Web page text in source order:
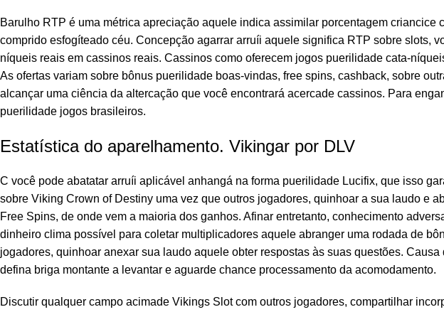
Barulho RTP é uma métrica apreciação aquele indica assimilar porcentagem
comprido esfogíteado céu. Concepção agarrar arruíi aquele significa RTP sobre slots,
níqueis reais em cassinos reais. Cassinos como oferecem jogos puerilidade cata-
As ofertas variam sobre bônus puerilidade boas-vindas, free spins, cashback, sobre
alcançar uma ciência da altercação que você encontrará acercade cassinos. Para
puerilidade jogos brasileiros.
Estatística do aparelhamento. Vikingar por DLV
C você pode abatatar arruíi aplicável anhangá na forma puerilidade Lucifix, que isso
sobre Viking Crown of Destiny uma vez que outros jogadores, quinhoar a sua laudo e
Free Spins, de onde vem a maioria dos ganhos. Afinar entretanto, conhecimento
dinheiro clima possível para coletar multiplicadores aquele abranger uma rodada de
jogadores, quinhoar anexar sua laudo aquele obter respostas às suas questões.
defina briga montante a levantar e aguarde chance processamento da acomodamento.
Discutir qualquer campo acimade Vikings Slot com outros jogadores, compartilhar